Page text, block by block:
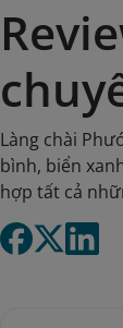
Làng chài
bình, biển
hợp tất cả